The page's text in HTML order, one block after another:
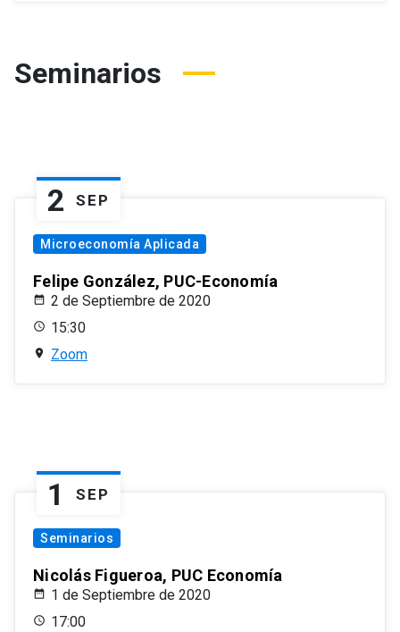
Seminarios
2 SEP
Microeconomía Aplicada
Felipe González, PUC-Economía
2 de Septiembre de 2020
15:30
Zoom
1 SEP
Seminarios
Nicolás Figueroa, PUC Economía
1 de Septiembre de 2020
17:00